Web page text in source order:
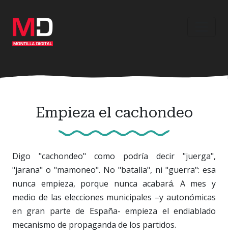
contenido
principal
Empieza el cachondeo
Digo "cachondeo" como podría decir "juerga",
"jarana" o "mamoneo". No "batalla", ni "guerra": esa
nunca empieza, porque nunca acabará. A mes y
medio de las elecciones municipales –y autonómicas
en gran parte de España- empieza el endiablado
mecanismo de propaganda de los partidos.